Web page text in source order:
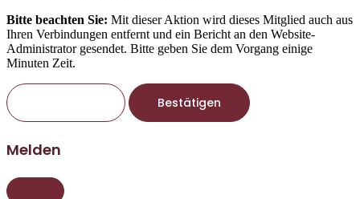
Bitte beachten Sie: Mit dieser Aktion wird dieses Mitglied auch aus
Ihren Verbindungen entfernt und ein Bericht an den Website-
Administrator gesendet. Bitte geben Sie dem Vorgang einige
Minuten Zeit.
Bestätigen
Melden